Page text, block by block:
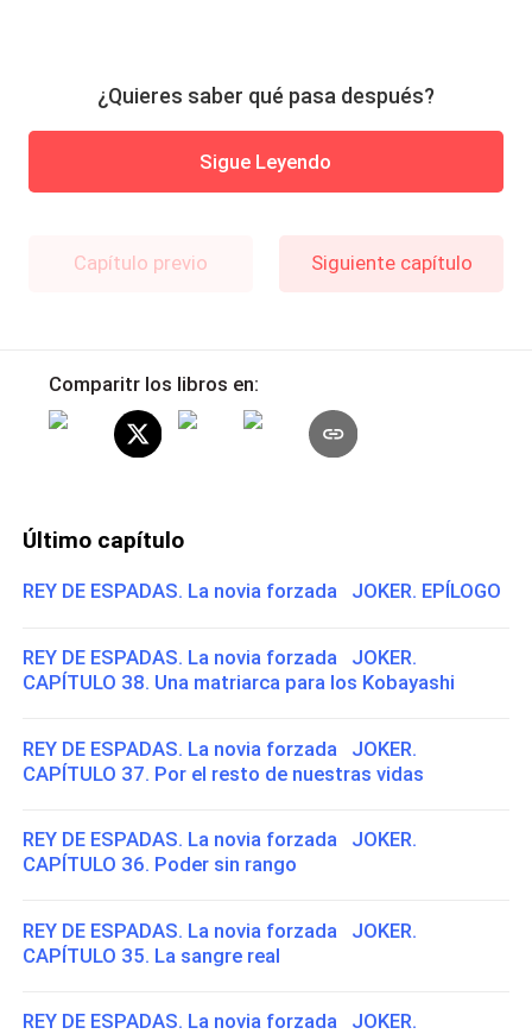
¿Quieres saber qué pasa después?
Sigue Leyendo
Capítulo previo Siguiente capítulo
Comparitr los libros en:
Último capítulo
REY DE ESPADAS. La novia forzada JOKER. EPÍLOGO
REY DE ESPADAS. La novia forzada JOKER.
CAPÍTULO 38. Una matriarca para los Kobayashi
REY DE ESPADAS. La novia forzada JOKER.
CAPÍTULO 37. Por el resto de nuestras vidas
REY DE ESPADAS. La novia forzada JOKER.
CAPÍTULO 36. Poder sin rango
REY DE ESPADAS. La novia forzada JOKER.
CAPÍTULO 35. La sangre real
REY DE ESPADAS. La novia forzada JOKER.